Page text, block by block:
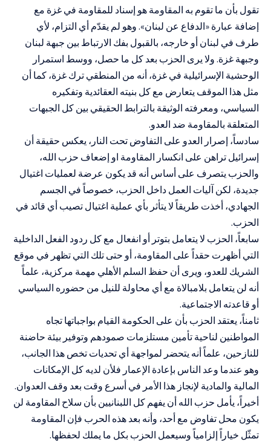
تقول بأن ما تقوم به المقاومة هو إسناد للمقاومة في غزة مع
إضافة عبارة «الدفاع عن لبنان». وهو لم يقدّم أي التزام، لأي
طرف في لبنان أو خارجه، بالقبول بفك الارتباط بين جبهة لبنان
وجبهة غزة. ولا يرى الحزب بعد كل ما حصل، ووسط استمرار
الوحشية الإسرائيلية في غزة، أنه من المنطقي ترك غزة، كما أن
مثل هذا الموقف يتعارض مع كل بنيته العقائدية وتفكيره
السياسي، ومعرفته الوثيقة بالترابط الحقيقي بين كل الجبهات
المتعلقة بالمقاومة ضد العدو.
سادساً، إصرار العدو على التفاوض تحت النار، يعكس حقيقة أن
إسرائيل تراهن على انكسار المقاومة او إضعاف حزب الله،
والحزب يتصرف على أساس أنه قد يكون عرضة لعمليات اغتيال
جديدة، لكن آليات العمل داخل الحزب، خصوصاً في الجسم
الجهادي، أخذت طريقاً لا يتأثر بأي عملية اغتيال تصيب أي قائد في
الحزب.
سابعاً، الحزب لا يتعامل بتوتر أو انفعال مع كل ردود الفعل الداخلية
التي أظهرت حقداً على المقاومة، أو حتى تلك التي تظهر في موقع
الشريك للعدو، ويرى أن حفظ السلم الأهلي مهمة مركزية، علماً
أنه لن يتعامل بلامبالاة مع أي محاولة للنيل من حضوره السياسي
أو قاعدته الاجتماعية.
ثامناً، يعتقد الحزب بأن على الحكومة القيام بواجباتها تجاه
المواطنين لناحية تأمين مستلزمات صمودهم وتوفير بيئة حاضنة
للنازحين، علماً أنه يتحضر لمواجهة أي تحديات تخص هذا الجانب،
وهو عندما وعد الناس بإعادة الإعمار فلأن لديه كل الإمكانات
المالية والمادية لإنجاز هذا الأمر في أسرع وقت بعد وقف العدوان.
أخيراً، يأمل حزب الله أن يفهم كل اللبنانيين بأن سلاح المقاومة لن
يكون محل تفاوض مع أحد، وأنه بعد هذه الحرب فإن المقاومة
تمثّل خياراً إلزامياً وسيعمل الحزب بكل ما يملك لحفظها.